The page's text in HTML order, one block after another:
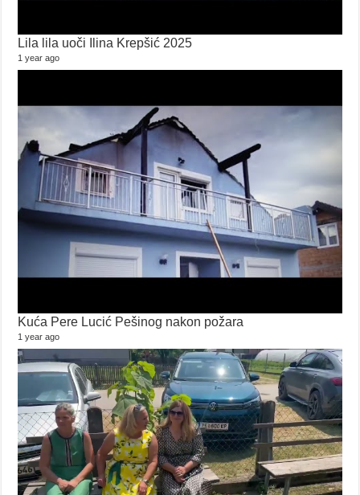
Lila lila uoči Ilina Krepšić 2025
1 year ago
Kuća Pere Lucić Pešinog nakon požara
1 year ago